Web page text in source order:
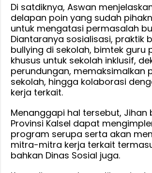
Di satdiknya, Aswan
delapan poin yang sudah
untuk mengatasi permasalah
Diantaranya sosialisasi, praktik
bullying di sekolah, bimtek guru
khusus untuk sekolah inklusif,
perundungan, memaksimalkan
sekolah, hingga kolaborasi
kerja terkait.
Menanggapi hal tersebut, Jihan
Provinsi Kalsel dapat
program serupa serta akan
mitra-mitra kerja terkait
bahkan Dinas Sosial juga.